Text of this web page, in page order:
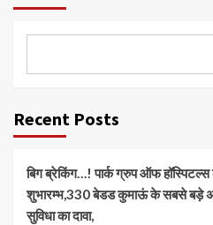
Recent Posts
बिग ब्रेकिंग…! पार्क ग्रुप ऑफ हॉस्पिटल्स
शुभारम्भ,330 बेडड कुमाऊं के सबसे बड़े
सुविधा का दावा,